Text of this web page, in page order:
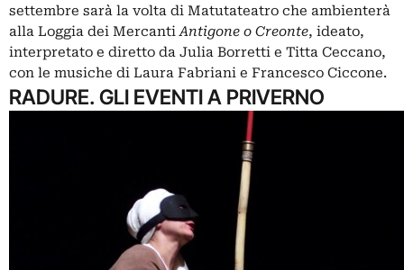
settembre sarà la volta di Matutateatro che ambienterà
alla Loggia dei MercantiAntigone o Creonte, ideato,
interpretato e diretto da Julia Borretti e Titta Ceccano,
con le musiche di Laura Fabriani e Francesco Ciccone.
RADURE. GLI EVENTI A PRIVERNO